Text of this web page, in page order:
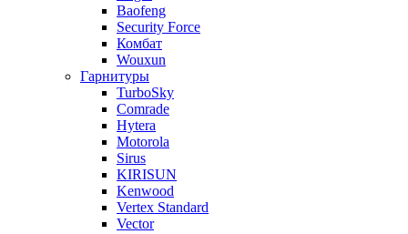
Baofeng
Security Force
Комбат
Wouxun
Гарнитуры
TurboSky
Comrade
Hytera
Motorola
Sirus
KIRISUN
Kenwood
Vertex Standard
Vector